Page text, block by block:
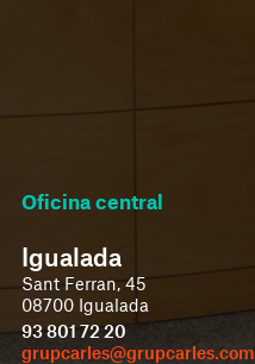
Oficina central
Igualada
Sant Ferran, 45
08700 Igualada
93 801 72 20
grupcarles@grupcarles.com